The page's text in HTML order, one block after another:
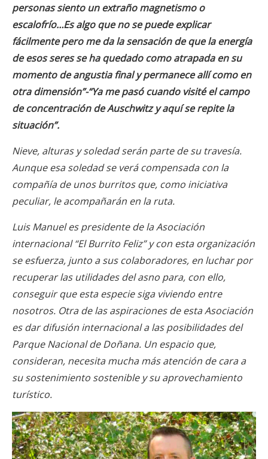
personas siento un extraño magnetismo o
escalofrío…Es algo que no se puede explicar
fácilmente pero me da la sensación de que la energía
de esos seres se ha quedado como atrapada en su
momento de angustia final y permanece allí como en
otra dimensión”-“Ya me pasó cuando visité el campo
de concentración de Auschwitz y aquí se repite la
situación”.
Nieve, alturas y soledad serán parte de su travesía.
Aunque esa soledad se verá compensada con la
compañía de unos burritos que, como iniciativa
peculiar, le acompañarán en la ruta.
Luis Manuel es presidente de la Asociación
internacional “El Burrito Feliz” y con esta organización
se esfuerza, junto a sus colaboradores, en luchar por
recuperar las utilidades del asno para, con ello,
conseguir que esta especie siga viviendo entre
nosotros. Otra de las aspiraciones de esta Asociación
es dar difusión internacional a las posibilidades del
Parque Nacional de Doñana. Un espacio que,
consideran, necesita mucha más atención de cara a
su sostenimiento sostenible y su aprovechamiento
turístico.